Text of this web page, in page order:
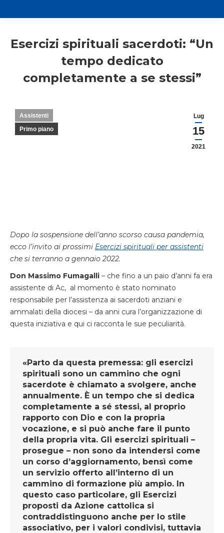
Esercizi spirituali sacerdoti: “Un
tempo dedicato
completamente a se stessi”
Lug
15
2021
Assistenti
Primo piano
Dopo la sospensione dell’anno scorso causa pandemia,
ecco l’invito ai prossimi Esercizi spirituali per assistenti
che si terranno a gennaio 2022.
Don Massimo Fumagalli – che fino a un paio d’anni fa era
assistente di Ac, al momento è stato nominato
responsabile per l’assistenza ai sacerdoti anziani e
ammalati della diocesi – da anni cura l’organizzazione di
questa iniziativa e qui ci racconta le sue peculiarità.
«Parto da questa premessa: gli esercizi
spirituali sono un cammino che ogni
sacerdote è chiamato a svolgere, anche
annualmente. È un tempo che si dedica
completamente a sé stessi, al proprio
rapporto con Dio e con la propria
vocazione, e si può anche fare il punto
della propria vita. Gli esercizi spirituali –
prosegue – non sono da intendersi come
un corso d’aggiornamento, bensì come
un servizio offerto all’interno di un
cammino di formazione più ampio. In
questo caso particolare, gli Esercizi
proposti da Azione cattolica si
contraddistinguono anche per lo stile
associativo, per i valori condivisi, tuttavia